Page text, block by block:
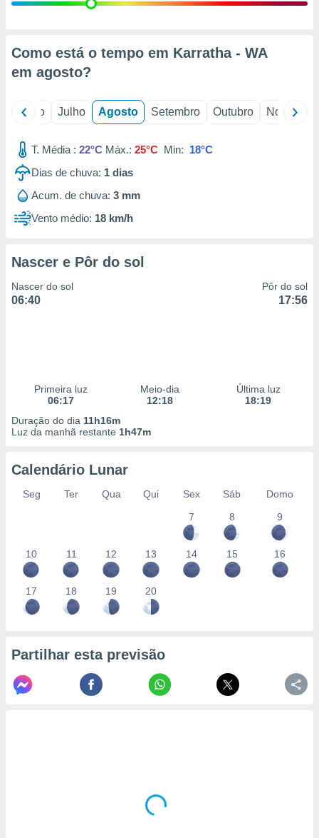
estudos
1199
Como está o tempo em Karratha - WA
em agosto?
Junho Julho Agosto Setembro Outubro Novembro
T. Média : 22°C Máx.: 25°C Min: 18°C
Dias de chuva: 1 dias
Acum. de chuva: 3 mm
Vento médio: 18 km/h
Nascer e Pôr do sol
Nascer do sol
06:40
Pôr do sol
17:56
Primeira luz
06:17
Meio-dia
12:18
Última luz
18:19
Duração do dia 11h16m
Luz da manhã restante 1h47m
Calendário Lunar
Seg Ter Qua Qui Sex Sáb
Domo
7
8 9
10 11 12 13 14 15 16
17 18 19 20
Partilhar esta previsão